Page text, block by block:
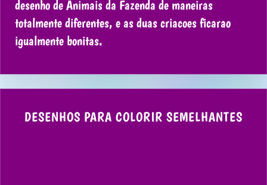
desenho de Animais da Fazenda de maneiras
totalmente diferentes, e as duas criacoes ficarao
igualmente bonitas.
DESENHOS PARA COLORIR SEMELHANTES